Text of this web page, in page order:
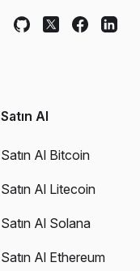
Satın Al
Satın Al Bitcoin
Satın Al Litecoin
Satın Al Solana
Satın Al Ethereum